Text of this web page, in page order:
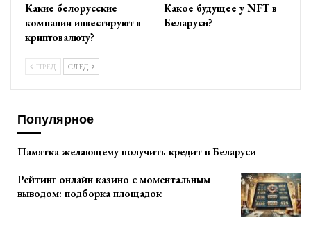
Какие белорусские
компании инвестируют в
криптовалюту?
Какое будущее у NFT в
Беларуси?
ПРЕД СЛЕД
Популярное
Памятка желающему получить кредит в Беларуси
Рейтинг онлайн казино с моментальным
выводом: подборка площадок